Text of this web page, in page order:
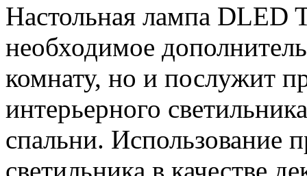
Настольная лампа DLED
необходимое
комнату, но и послужит
интерьерного
спальни. Использование
светильника в качестве